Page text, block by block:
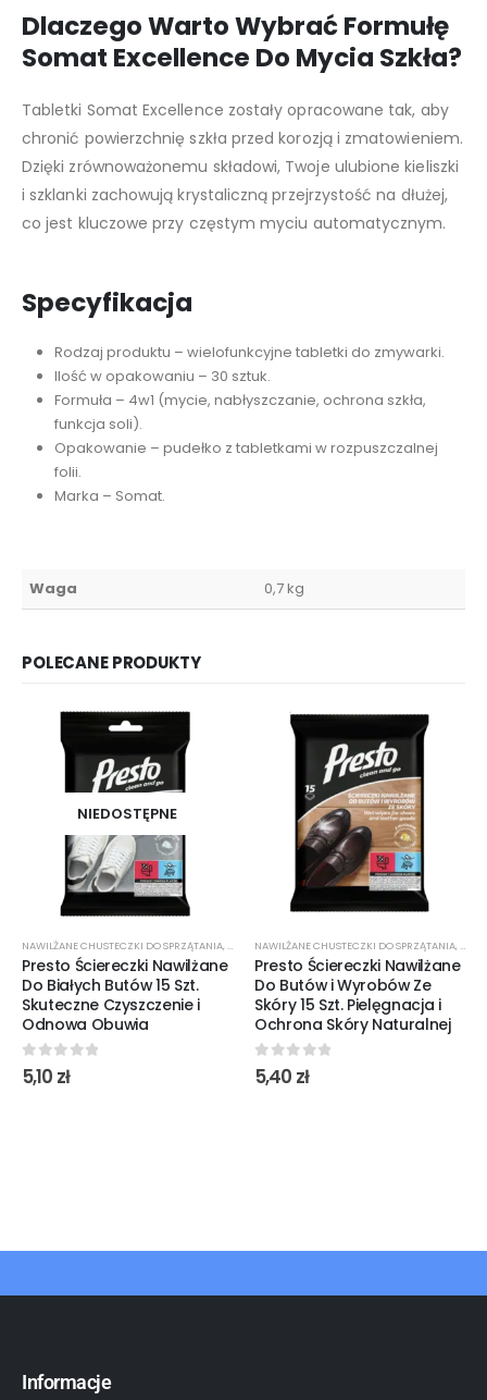
Dlaczego Warto Wybrać Formułę
Somat Excellence Do Mycia Szkła?
Tabletki Somat Excellence zostały opracowane tak, aby
chronić powierzchnię szkła przed korozją i zmatowieniem.
Dzięki zrównoważonemu składowi, Twoje ulubione kieliszki
i szklanki zachowują krystaliczną przejrzystość na dłużej,
co jest kluczowe przy częstym myciu automatycznym.
Specyfikacja
Rodzaj produktu – wielofunkcyjne tabletki do zmywarki.
Ilość w opakowaniu – 30 sztuk.
Formuła – 4w1 (mycie, nabłyszczanie, ochrona szkła,
funkcja soli).
Opakowanie – pudełko z tabletkami w rozpuszczalnej
folii.
Marka – Somat.
Waga 0,7 kg
POLECANE PRODUKTY
NIEDOSTĘPNE
NAWILŻANE CHUSTECZKI DO SPRZĄTANIA,ŚRODKI CZYSTOŚCI
Presto Ściereczki Nawilżane
Do Białych Butów 15 Szt.
Skuteczne Czyszczenie i
Odnowa Obuwia
0out of 5
5,10 zł
NAWILŻANE CHUSTECZKI DO SPRZĄTANIA,
Presto Ściereczki Nawilżane
Do Butów i Wyrobów Ze
Skóry 15 Szt. Pielęgnacja i
Ochrona Skóry Naturalnej
0out of 5
5,40 zł
Informacje